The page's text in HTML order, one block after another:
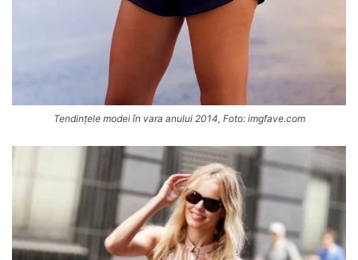
Tendințele modei în vara anului 2014, Foto: imgfave.com